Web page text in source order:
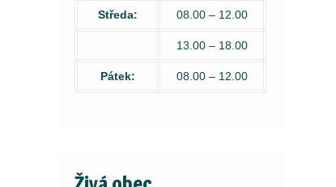
Středa: 08.00 – 12.00
13.00 – 18.00
Pátek: 08.00 – 12.00